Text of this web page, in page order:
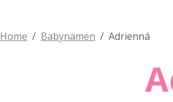
Home Babynamen Adrienná